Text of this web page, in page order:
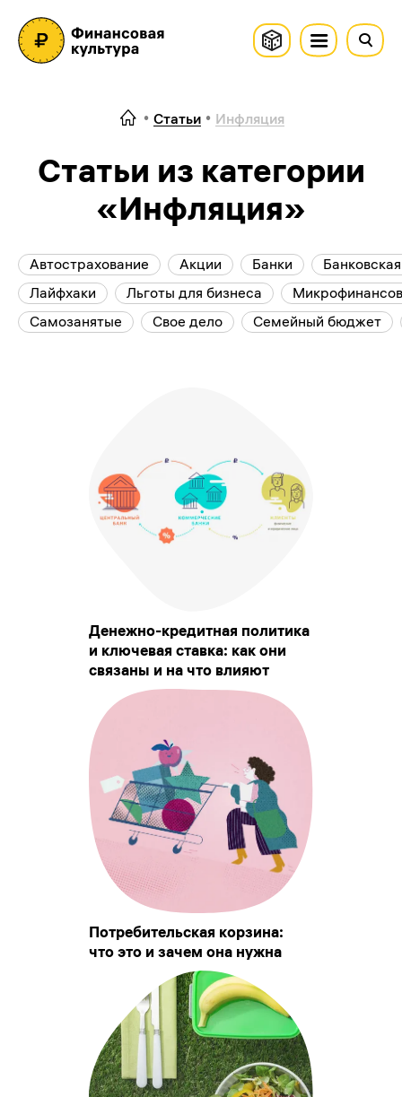
Статьи Инфляция
Статьи из категории
«Инфляция»
Автострахование Акции Банки
Лайфхаки
Льготы для бизнеса
Самозанятые
Свое дело Семейный бюджет
Денежно-кредитная политика
и ключевая ставка: как они
связаны и на что влияют
Потребительская корзина:
что это и зачем она нужна